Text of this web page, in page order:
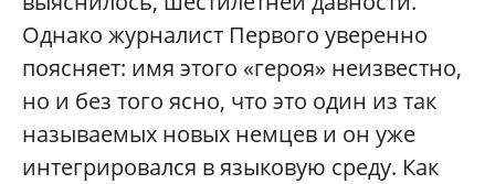
Однако журналист Первого уверенно
поясняет: имя этого «героя» неизвестно,
но и без того ясно, что это один из так
называемых новых немцев и он уже
интегрировался в языковую среду. Как